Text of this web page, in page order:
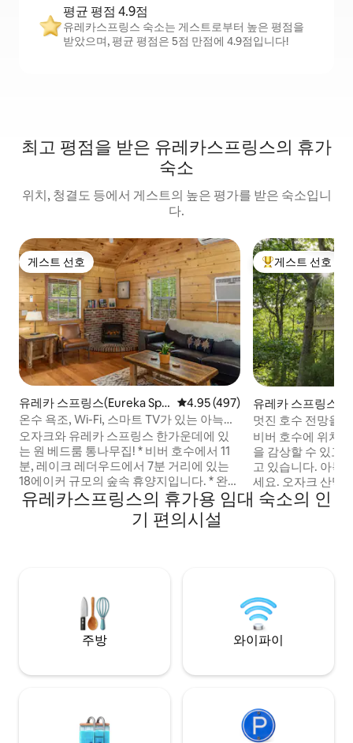
평균 평점 4.9점
유레카스프링스 숙소는 게스트로부터 높은 평점을
받았으며, 평균 평점은 5점 만점에 4.9점입니다!
최고 평점을 받은 유레카스프링스의 휴가
숙소
위치, 청결도 등에서 게스트의 높은 평가를 받은 숙소입니
다.
게스트 선호
게스트 선호
유레카 스프링스(Eureka Spri
ngs)의 통나무집
평점 4.95점(5점 만점), 후기 497
4.95 (497)
온수 욕조, Wi-Fi, 스마트 TV가 있는 아늑한
캐빈
오자크와 유레카 스프링스 한가운데에 있
는 원 베드룸 통나무집! * 비버 호수에서 11
분, 레이크 레더우드에서 7분 거리에 있는
18에이커 규모의 숲속 휴양지입니다. * 완비
된 주방을 즐기세요. * 온수 욕조와 나무가
우거진 전망을 감상할 수 있는 전용 백 데크
* 자쿠지 욕조 * 와이파이. * 넷플릭스 접속
프링스 시내까지 5마일.
상위 게스트 선호
게스트 선호
유레카 스프링스
rings)의 통나무집
멋진 호수 전망을
나무집
비버 호수에 위치
을 감상할 수 있고
고 있습니다. 아늑한 벽난로에 몸을 웅크리
세요. 오자크 산맥
하며 촛불이 켜진
아님)에서 휴식을 취해보
두 번째 반려견. 최
니다.
유레카스프링스의 휴가용 임대 숙소의 인
기 편의시설
주방 와이파이